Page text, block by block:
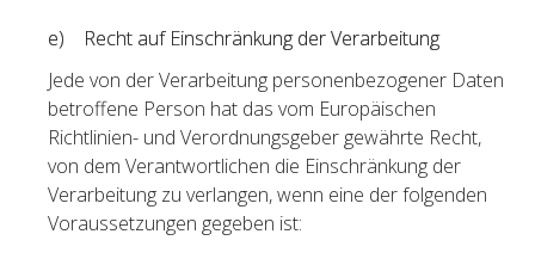
e) Recht auf Einschränkung der Verarbeitung
Jede von der Verarbeitung personenbezogener Daten
betroffene Person hat das vom Europäischen
Richtlinien- und Verordnungsgeber gewährte Recht,
von dem Verantwortlichen die Einschränkung der
Verarbeitung zu verlangen, wenn eine der folgenden
Voraussetzungen gegeben ist: